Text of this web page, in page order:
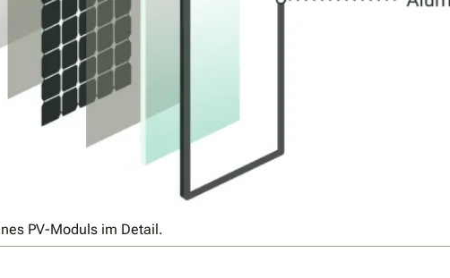
PV-Moduls im Detail.